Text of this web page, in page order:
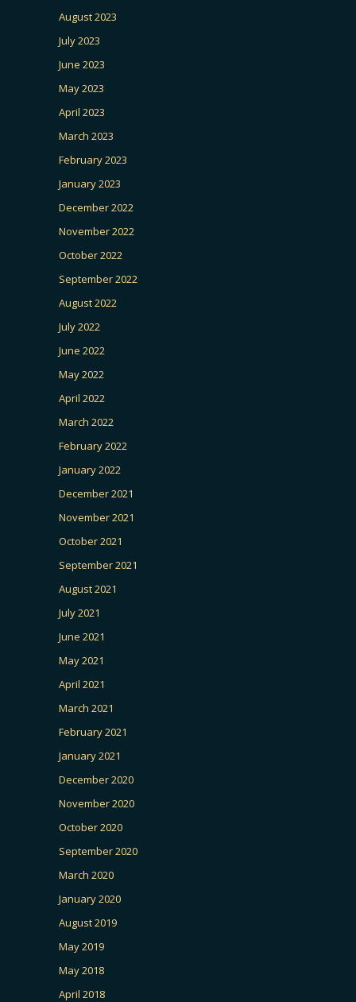
August 2023
July 2023
June 2023
May 2023
April 2023
March 2023
February 2023
January 2023
December 2022
November 2022
October 2022
September 2022
August 2022
July 2022
June 2022
May 2022
April 2022
March 2022
February 2022
January 2022
December 2021
November 2021
October 2021
September 2021
August 2021
July 2021
June 2021
May 2021
April 2021
March 2021
February 2021
January 2021
December 2020
November 2020
October 2020
September 2020
March 2020
January 2020
August 2019
May 2019
May 2018
April 2018